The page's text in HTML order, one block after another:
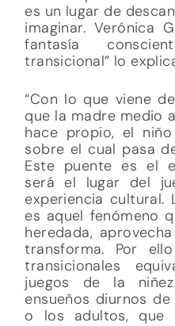
es un lugar de
imaginar. Verónica
fantasía
transicional” lo
“Con lo que viene
que la madre medio
hace propio, el
sobre el cual pasa
Este puente es el
será el lugar del
experiencia cultural.
es aquel fenómeno
heredada,
transforma. Por
transicionales
juegos de la
ensueños diurnos
o los adultos, que